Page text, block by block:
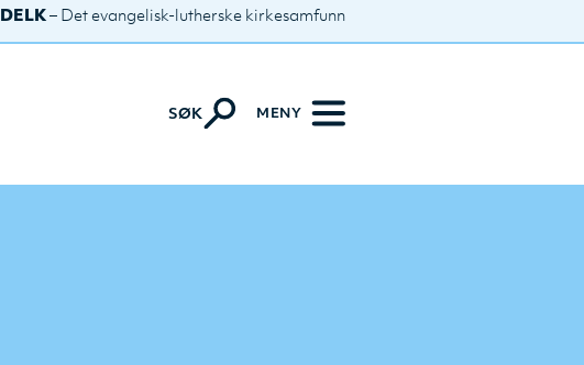
DELK – Det evangelisk-lutherske kirkesamfunn
SØK MENY